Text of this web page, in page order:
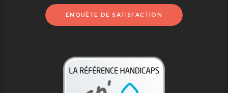
ENQUÊTE DE SATISFACTION